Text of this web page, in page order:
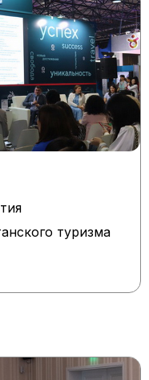
туризма